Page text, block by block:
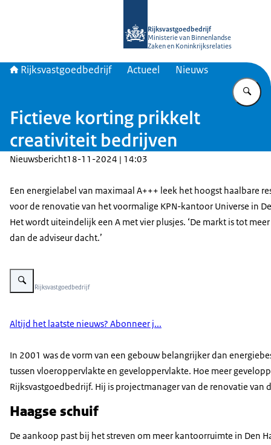
Rijksvastgoedbedrijf
Ministerie van Binnenlandse
Zaken en Koninkrijksrelaties
Rijksvastgoedbedrijf Actueel Nieuws
Fictieve korting prikkelt
creativiteit bedrijven
Nieuwsbericht18-11-2024 | 14:03
Een energielabel van maximaal A+++ leek het hoogst haalbare
voor de renovatie van het voormalige KPN-kantoor Universe in
Het wordt uiteindelijk een A met vier plusjes. ‘De markt is tot
dan de adviseur dacht.’
Vergroot afbeelding Universe Den Haag ontwerp cepezed
Beeld: © Rijksvastgoedbedrijf
Altijd het laatste nieuws? Abonneer j...
In 2001 was de vorm van een gebouw belangrijker dan
tussen vloeroppervlakte en geveloppervlakte. Hoe meer
Rijksvastgoedbedrijf. Hij is projectmanager van de renovatie
Haagse schuif
De aankoop past bij het streven om meer kantoorruimte in Den